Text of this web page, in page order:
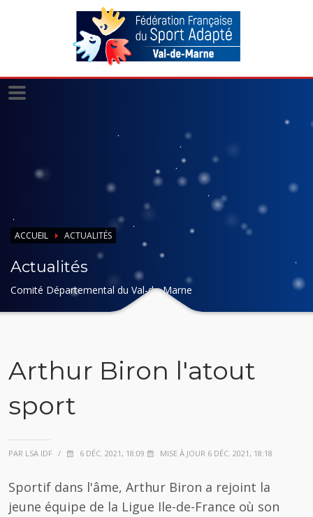
ACCUEIL ACTUALITÉS
Actualités
Comité Départemental du Val-de-Marne
Arthur Biron l'atout
sport
PAR LSA IDF / 6 DÉC. 2021, 18:09 MISE À JOUR 6 DÉC. 2021, 18:18
Sportif dans l'âme, Arthur Biron a rejoint la
jeune équipe de la Ligue Ile-de-France où son
Panneau de gestion des cookies